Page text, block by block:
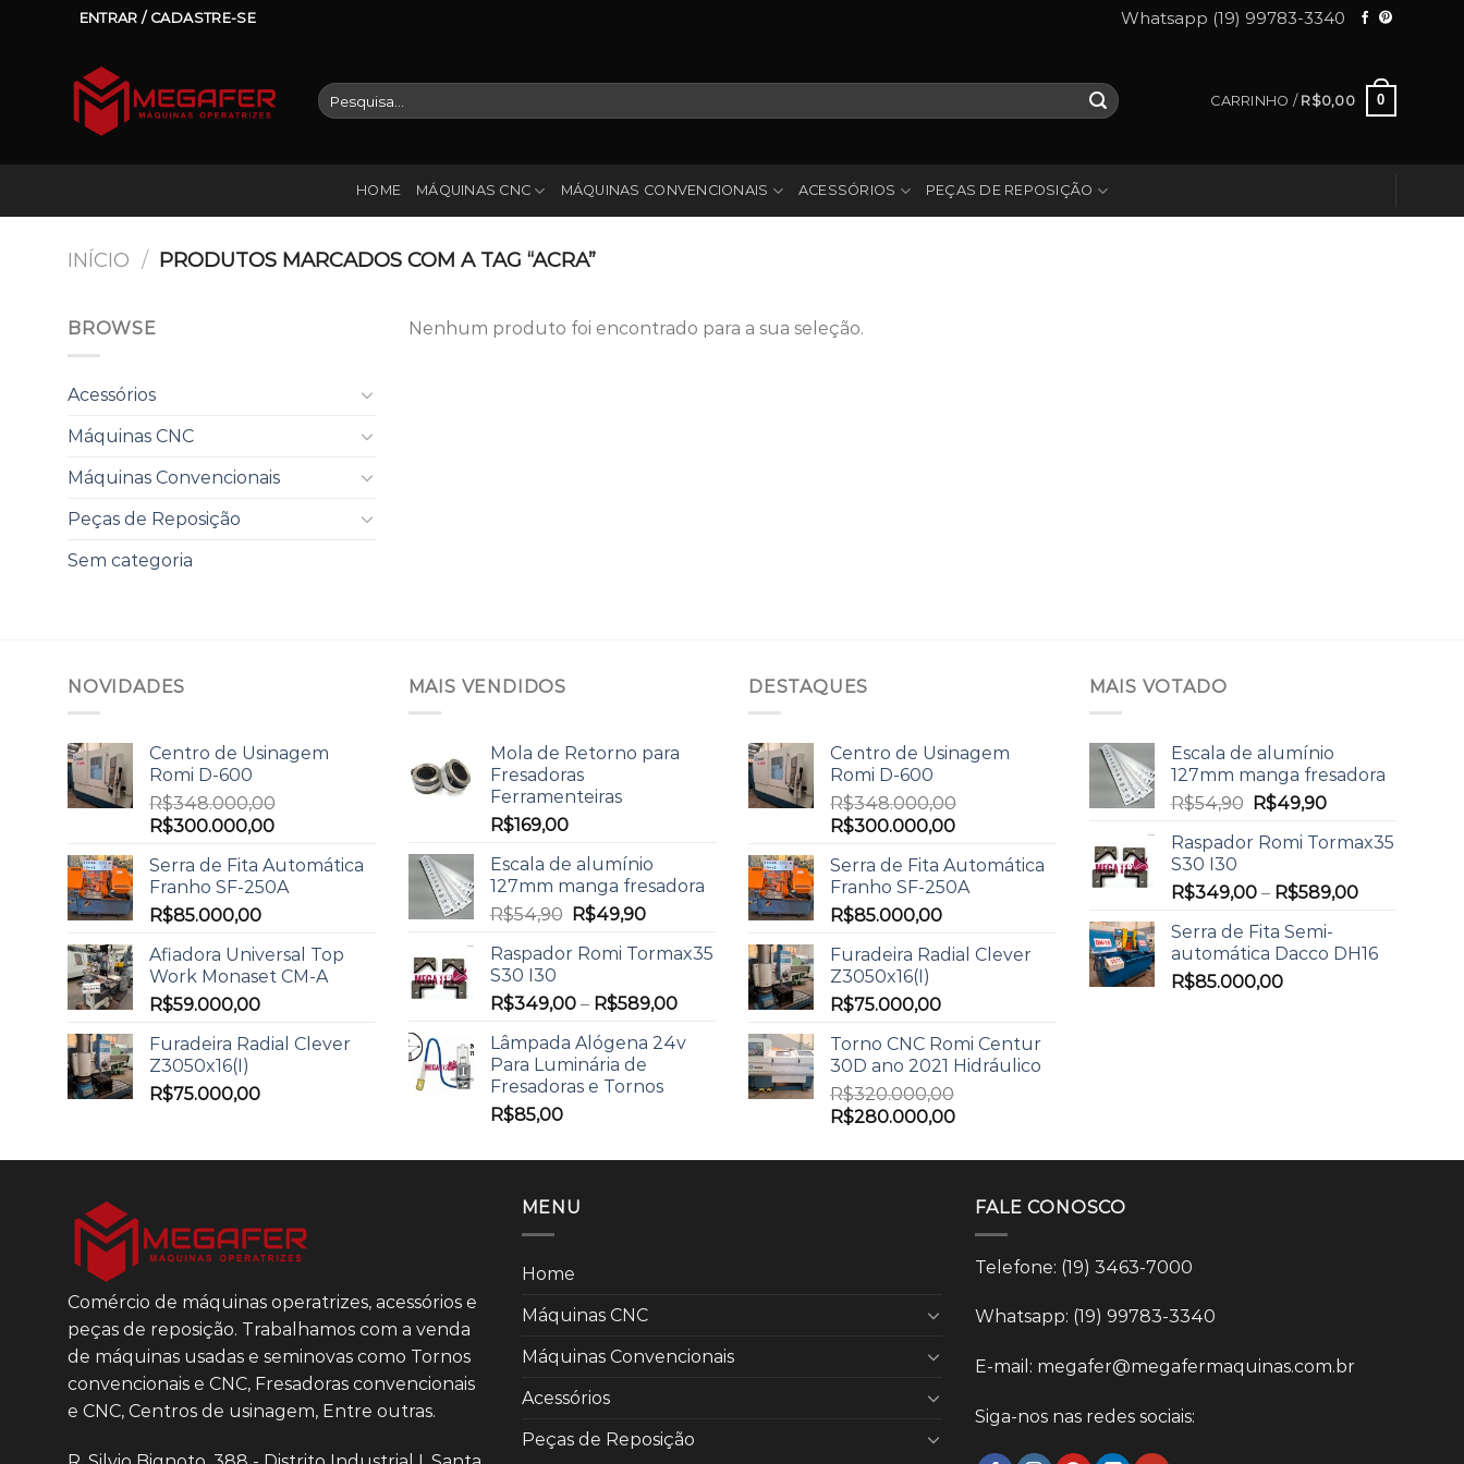
ENTRAR / CADASTRE-SE Whatsapp (19) 99783-3340
Pesquisar
por:
CARRINHO / R$0,00 0
HOME MÁQUINAS CNC MÁQUINAS CONVENCIONAIS ACESSÓRIOS PEÇAS DE REPOSIÇÃO
INÍCIO / PRODUTOS MARCADOS COM A TAG “ACRA”
BROWSE
Acessórios
Máquinas CNC
Máquinas Convencionais
Peças de Reposição
Sem categoria
Nenhum produto foi encontrado para a sua seleção.
NOVIDADES
Centro de Usinagem
Romi D-600
R$348.000,00
R$300.000,00
Serra de Fita Automática
Franho SF-250A
R$85.000,00
Afiadora Universal Top
Work Monaset CM-A
R$59.000,00
Furadeira Radial Clever
Z3050x16(I)
R$75.000,00
MAIS VENDIDOS
Mola de Retorno para
Fresadoras
Ferramenteiras
R$169,00
Escala de alumínio
127mm manga fresadora
R$54,90 R$49,90
Raspador Romi Tormax35
S30 I30
R$349,00– R$589,00
Lâmpada Alógena 24v
Para Luminária de
Fresadoras e Tornos
R$85,00
DESTAQUES
Centro de Usinagem
Romi D-600
R$348.000,00
R$300.000,00
Serra de Fita Automática
Franho SF-250A
R$85.000,00
Furadeira Radial Clever
Z3050x16(I)
R$75.000,00
Torno CNC Romi Centur
30D ano 2021 Hidráulico
R$320.000,00
R$280.000,00
MAIS VOTADO
Escala de alumínio
127mm manga fresadora
R$54,90 R$49,90
Raspador Romi Tormax35
S30 I30
R$349,00– R$589,00
Serra de Fita Semi-
automática Dacco DH16
R$85.000,00
Comércio de máquinas operatrizes, acessórios e
peças de reposição. Trabalhamos com a venda
de máquinas usadas e seminovas como Tornos
convencionais e CNC, Fresadoras convencionais
e CNC, Centros de usinagem, Entre outras.
MENU
Home
Máquinas CNC
Máquinas Convencionais
Acessórios
Peças de Reposição
FALE CONOSCO
Telefone: (19) 3463-7000
Whatsapp: (19) 99783-3340
E-mail: megafer@megafermaquinas.com.br
Siga-nos nas redes sociais: